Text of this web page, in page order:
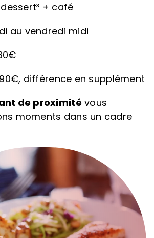
+ café
au vendredi midi
différence en supplément
de proximité vous
moments dans un cadre